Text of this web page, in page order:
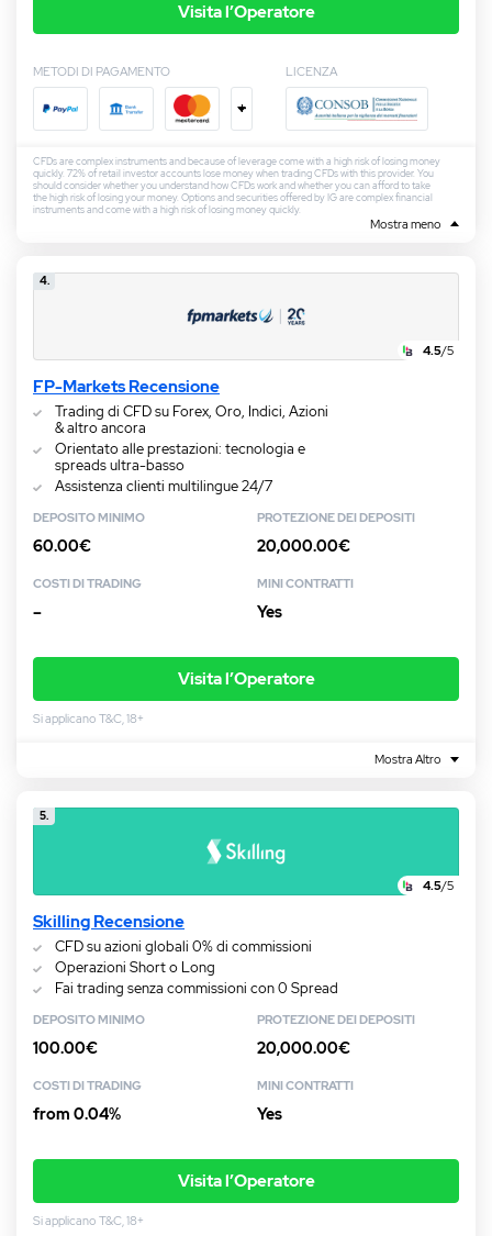
Visita l’Operatore
METODI DI PAGAMENTO
+
LICENZA
CFDs are complex instruments and because of leverage come with a high risk of losing money
quickly. 72% of retail investor accounts lose money when trading CFDs with this provider. You
should consider whether you understand how CFDs work and whether you can afford to take
the high risk of losing your money. Options and securities offered by IG are complex financial
instruments and come with a high risk of losing money quickly.
Mostra meno
4.
4.5/5
FP-Markets Recensione
Trading di CFD su Forex, Oro, Indici, Azioni
& altro ancora
Orientato alle prestazioni: tecnologia e
spreads ultra-basso
Assistenza clienti multilingue 24/7
DEPOSITO MINIMO
60.00€
PROTEZIONE DEI DEPOSITI
20,000.00€
COSTI DI TRADING
–
MINI CONTRATTI
Yes
Visita l’Operatore
Si applicano T&C, 18+
Mostra Altro
5.
4.5/5
Skilling Recensione
CFD su azioni globali 0% di commissioni
Operazioni Short o Long
Fai trading senza commissioni con 0 Spread
DEPOSITO MINIMO
100.00€
PROTEZIONE DEI DEPOSITI
20,000.00€
COSTI DI TRADING
from 0.04%
MINI CONTRATTI
Yes
Visita l’Operatore
Si applicano T&C, 18+